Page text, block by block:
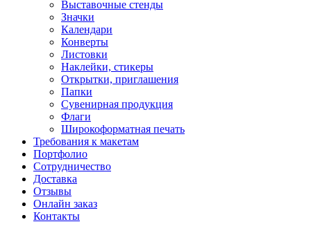
Выставочные стенды
Значки
Календари
Конверты
Листовки
Наклейки, стикеры
Открытки, приглашения
Папки
Сувенирная продукция
Флаги
Широкоформатная печать
Требования к макетам
Портфолио
Сотрудничество
Доставка
Отзывы
Онлайн заказ
Контакты